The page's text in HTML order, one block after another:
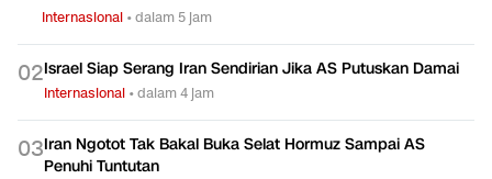
Internasional •dalam 5 jam
02Israel Siap Serang Iran Sendirian Jika AS Putuskan Damai
Internasional •dalam 4 jam
03Iran Ngotot Tak Bakal Buka Selat Hormuz Sampai AS
Penuhi Tuntutan